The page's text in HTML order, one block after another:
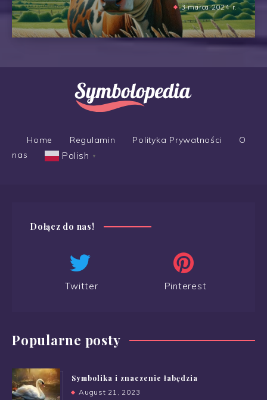
3 marca 2024 r.
Home Regulamin Polityka Prywatności
O
nas
Polish ▼
Dołącz do nas!
Twitter Pinterest
Popularne posty
Symbolika i znaczenie łabędzia
August 21, 2023